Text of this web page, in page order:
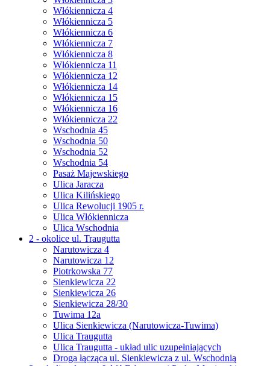
Włókiennicza 4
Włókiennicza 5
Włókiennicza 6
Włókiennicza 7
Włókiennicza 8
Włókiennicza 11
Włókiennicza 12
Włókiennicza 14
Włókiennicza 15
Włókiennicza 16
Włókiennicza 22
Wschodnia 45
Wschodnia 50
Wschodnia 52
Wschodnia 54
Pasaż Majewskiego
Ulica Jaracza
Ulica Kilińskiego
Ulica Rewolucji 1905 r.
Ulica Włókiennicza
Ulica Wschodnia
2 - okolice ul. Traugutta
Narutowicza 4
Narutowicza 12
Piotrkowska 77
Sienkiewicza 22
Sienkiewicza 26
Sienkiewicza 28/30
Tuwima 12a
Ulica Sienkiewicza (Narutowicza-Tuwima)
Ulica Traugutta
Ulica Traugutta - układ ulic uzupełniających
Droga łącząca ul. Sienkiewicza z ul. Wschodnią